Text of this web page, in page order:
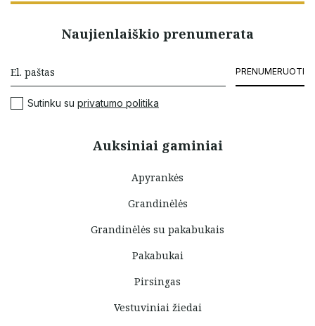
Auksiniai gaminiai
Apyrankės
Grandinėlės
Grandinėlės su pakabukais
Pakabukai
Pirsingas
Vestuviniai žiedai
Naujienlaiškio prenumerata
PRENUMERUOTI
Sutinku su privatumo politika